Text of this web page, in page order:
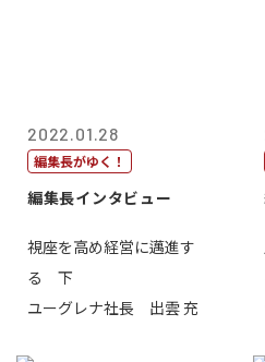
2022.01.28
編集長がゆく！
編集長インタビュー
視座を高め経営に邁進す
る 下
ユーグレナ社長 出雲 充